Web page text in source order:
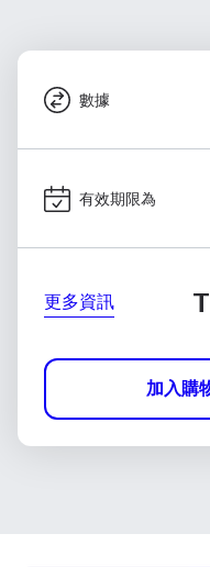
數據
有效期限為
更多資訊
加入購